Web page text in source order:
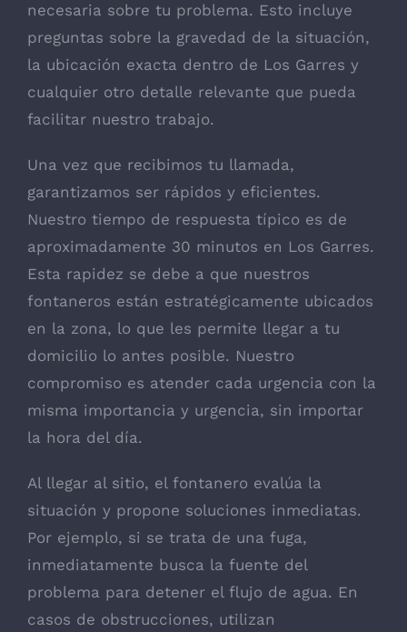
necesaria sobre tu problema. Esto incluye
preguntas sobre la gravedad de la situación,
la ubicación exacta dentro de Los Garres y
cualquier otro detalle relevante que pueda
facilitar nuestro trabajo.
Una vez que recibimos tu llamada,
garantizamos ser rápidos y eficientes.
Nuestro tiempo de respuesta típico es de
aproximadamente 30 minutos en Los Garres.
Esta rapidez se debe a que nuestros
fontaneros están estratégicamente ubicados
en la zona, lo que les permite llegar a tu
domicilio lo antes posible. Nuestro
compromiso es atender cada urgencia con la
misma importancia y urgencia, sin importar
la hora del día.
Al llegar al sitio, el fontanero evalúa la
situación y propone soluciones inmediatas.
Por ejemplo, si se trata de una fuga,
inmediatamente busca la fuente del
problema para detener el flujo de agua. En
casos de obstrucciones, utilizan